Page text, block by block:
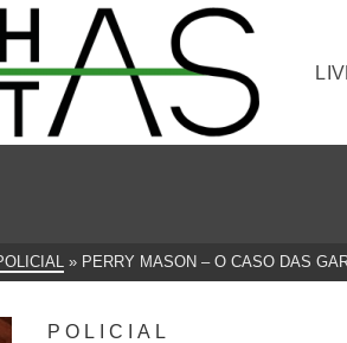
» PERRY MASON – O CASO DAS
POLICIAL